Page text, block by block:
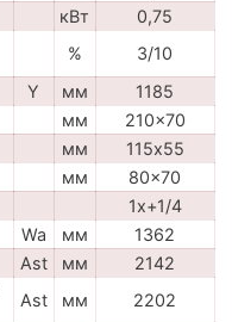
кВт
0,75
%
3/10
Y мм
1185
мм
210x70
мм
115х55
мм
80x70
1x+1/4
Wa мм
1362
Ast мм
2142
Ast мм
2202